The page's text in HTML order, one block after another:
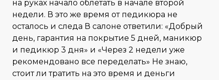
на руках начало облетать в начале второй
недели. В это же время от педикюра не
осталось и следа В салоне ответили: «Добрый
день, гарантия на покрытие 5 дней, маникюр
и педикюр 3 дня» и «Через 2 недели уже
рекомендовано все переделать» Не знаю,
стоит ли тратить на это время и деньги